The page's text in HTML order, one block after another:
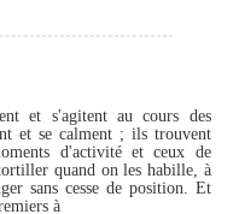
et s'agitent au cours des
et se calment ; ils trouvent
d'activité et ceux de
quand on les habille, à
sans cesse de position. Et
à